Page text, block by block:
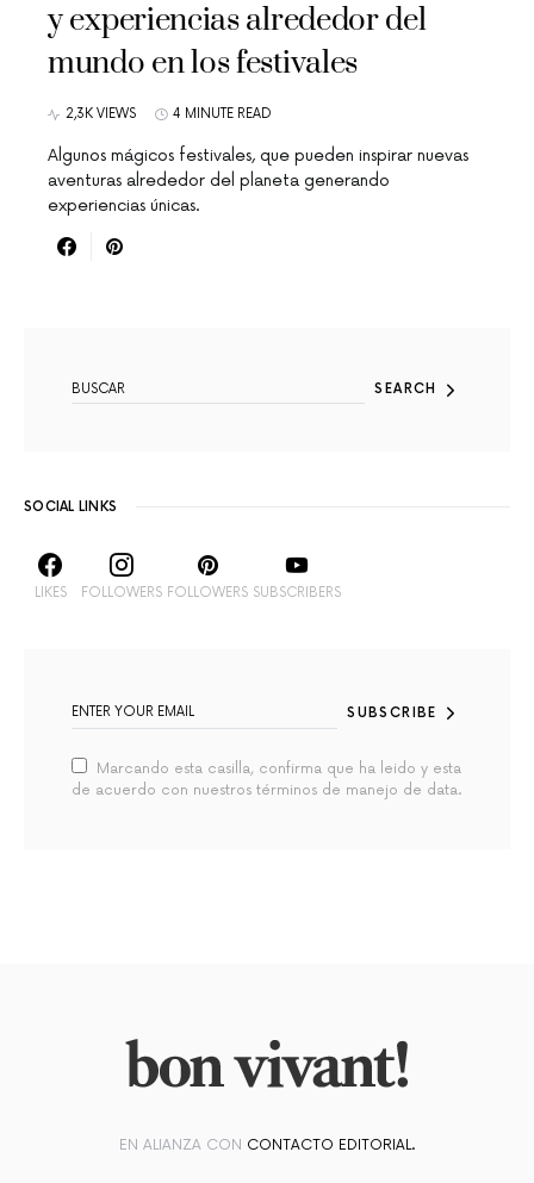
y experiencias alrededor del
mundo en los festivales
2,3K VIEWS 4 MINUTE READ
Algunos mágicos festivales, que pueden inspirar nuevas
aventuras alrededor del planeta generando
experiencias únicas.
SEARCH
SOCIAL LINKS
LIKES FOLLOWERS FOLLOWERS SUBSCRIBERS
SUBSCRIBE
Marcando esta casilla, confirma que ha leido y esta
de acuerdo con nuestros términos de manejo de data.
EN ALIANZA CON CONTACTO EDITORIAL.